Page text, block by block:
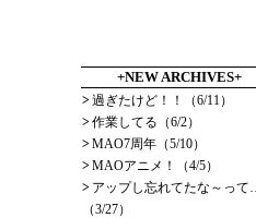
+NEW ARCHIVES+
>過ぎたけど！！（6/11）
>作業してる（6/2）
>MAO7周年（5/10）
>MAOアニメ！（4/5）
> アップし忘れてたな～っ
（3/27）